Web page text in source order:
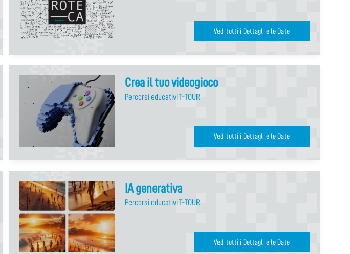
Vedi tutti i Dettagli e le Date
Crea il tuo videogioco
Percorsi educativi T-TOUR
Vedi tutti i Dettagli e le Date
IA generativa
Percorsi educativi T-TOUR
Vedi tutti i Dettagli e le Date